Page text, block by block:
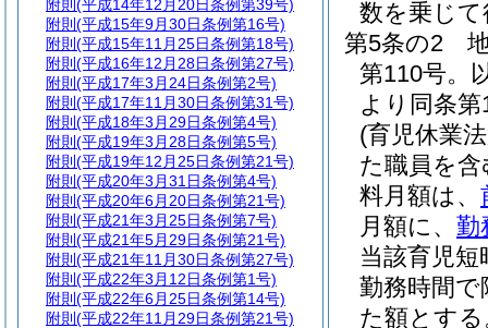
数を乗じ
第5条の2
第110号。
より同条
(育児休業
た職員を
料月額は、
月額に、 勤
当該育児
勤務時間
た額とす
附則 (平成14年12月20日条例第39号)
附則 (平成15年9月30日条例第16号)
附則 (平成15年11月25日条例第18号)
附則 (平成16年12月28日条例第27号)
附則 (平成17年3月24日条例第2号)
附則 (平成17年11月30日条例第31号)
附則 (平成18年3月29日条例第4号)
附則 (平成19年3月28日条例第5号)
附則 (平成19年12月25日条例第21号)
附則 (平成20年3月31日条例第4号)
附則 (平成20年6月20日条例第21号)
附則 (平成21年3月25日条例第7号)
附則 (平成21年5月29日条例第21号)
附則 (平成21年11月30日条例第27号)
附則 (平成22年3月12日条例第1号)
附則 (平成22年6月25日条例第14号)
附則 (平成22年11月29日条例第21号)